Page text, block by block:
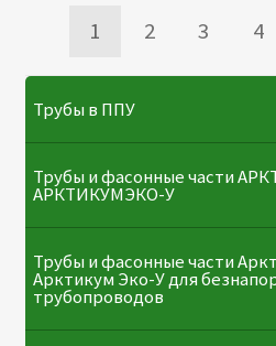
1 2 3 4
Трубы в ППУ
Трубы и фасонные части
АРКТИКУМЭКО-У
Трубы и фасонные части
Арктикум Эко-У для
трубопроводов